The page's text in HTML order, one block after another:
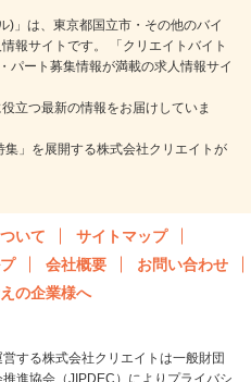
)」は、東京都国立市・その他のバイ
報サイトです。 「クリエイトバイト
パート募集情報が満載の求人情報サイ
立つ最新の情報をお届けしていま
」を展開する株式会社クリエイトが
いて
サイトマップ
会社概要
お問い合わせ
の企業様へ
する株式会社クリエイトは一般財団
進協会（JIPDEC）によりプライバシ